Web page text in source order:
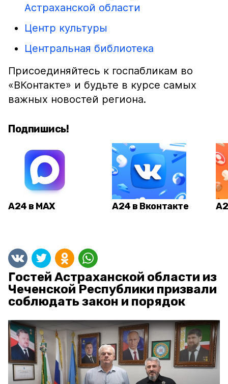
Астраханской области
Центр культуры
Центральная библиотека
Присоединяйтесь к госпабликам во
«ВКонтакте» и будьте в курсе самых
важных новостей региона.
Подпишись!
А24 в MAX А24 в Вконтакте
Гостей Астраханской области из
Чеченской Республики призвали
соблюдать закон и порядок